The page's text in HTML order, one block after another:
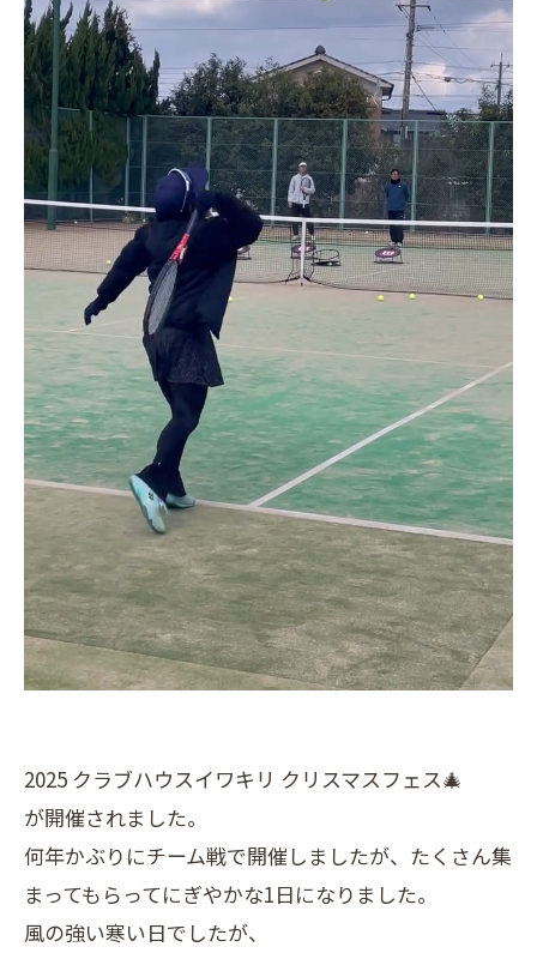
2025 クラブハウスイワキリ クリスマスフェス🎄
が開催されました。
何年かぶりにチーム戦で開催しましたが、たくさん集
まってもらってにぎやかな1日になりました。
風の強い寒い日でしたが、